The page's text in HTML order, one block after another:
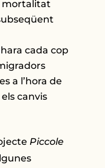
mortalitat
cada cop
a l’hora de
canvis
Piccole